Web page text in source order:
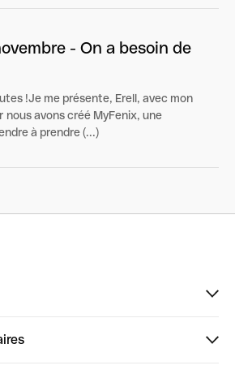
- On a besoin de
!Je me présente, Erell, avec mon
nous avons créé MyFenix, une
à prendre (...)